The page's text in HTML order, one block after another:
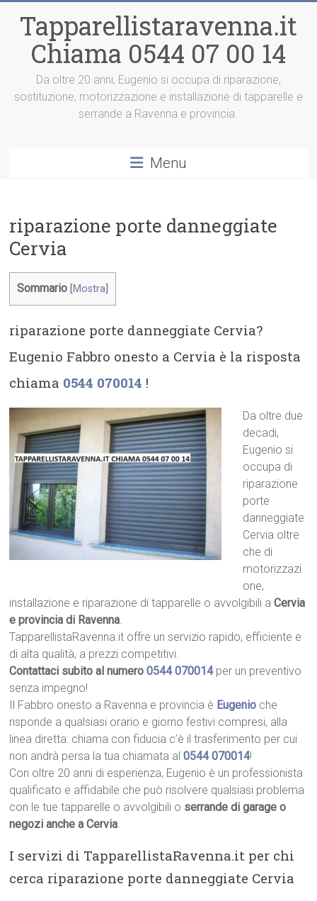
contenuto
Tapparellistaravenna.it
Chiama 0544 07 00 14
Da oltre 20 anni, Eugenio si occupa di riparazione,
sostituzione, motorizzazione e installazione di tapparelle e
serrande a Ravenna e provincia.
Menu
riparazione porte danneggiate
Cervia
Sommario Mostra
riparazione porte danneggiate Cervia?
Eugenio Fabbro onesto a Cervia è la risposta
chiama 0544 070014 !
Da oltre due
decadi,
Eugenio si
occupa di
riparazione
porte
danneggiate
Cervia oltre
che di
motorizzazi
one,
installazione e riparazione di tapparelle o avvolgibili aCervia
e provincia di Ravenna.
TapparellistaRavenna.it offre un servizio rapido, efficiente e
di alta qualità, a prezzi competitivi.
Contattaci subito al numero0544 070014per un preventivo
senza impegno!
Il Fabbro onesto a Ravenna e provincia è Eugenio che
risponde a qualsiasi orario e giorno festivi compresi, alla
linea diretta: chiama con fiducia c’è il trasferimento per cui
non andrà persa la tua chiamata al0544 070014!
Con oltre 20 anni di esperienza, Eugenio è un professionista
qualificato e affidabile che può risolvere qualsiasi problema
con le tue tapparelle o avvolgibili o serrande di garage o
negozi anche a Cervia.
I servizi di TapparellistaRavenna.it per chi
cerca riparazione porte danneggiate Cervia